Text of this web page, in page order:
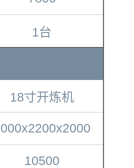
1台
18寸开炼机
10500